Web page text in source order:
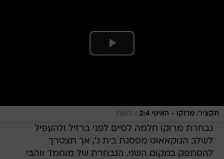
תקציר: מרוקו - האיטי 2:4 / כאן11
נבחרת מרוקו חלמה לסיים לפני ברזיל ולהעפיל
לשלב הנוקאאוט מפסגת בית ג', אך תצטרך
להסתפק במקום השני. הנבחרת של מוחמד ווהבי